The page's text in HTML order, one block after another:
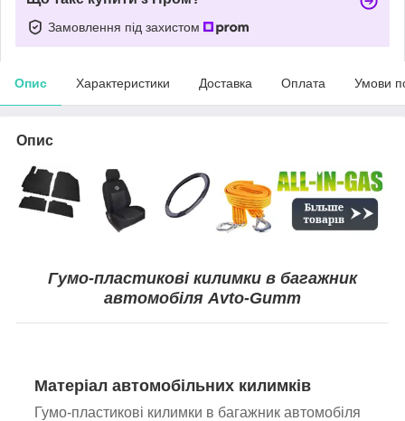
Замовлення під захистом
Опис Характеристики Доставка Оплата Умови
Опис
Гумо-пластикові килимки в багажник
автомобіля Avto-Gumm
Матеріал автомобільних килимків
Гумо-пластикові килимки в багажник автомобіля